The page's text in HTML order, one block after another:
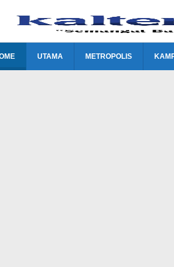
UTAMA METROPOLIS